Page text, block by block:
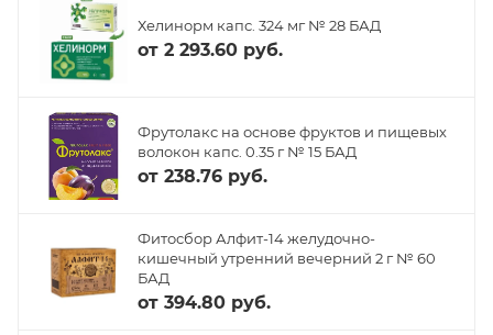
Хелинорм капс. 324 мг № 28 БАД
от 2 293.60 руб.
Фрутолакс на основе фруктов и пищевых
волокон капс. 0.35 г № 15 БАД
от 238.76 руб.
Фитосбор Алфит-14 желудочно-
кишечный утренний вечерний 2 г № 60
БАД
от 394.80 руб.